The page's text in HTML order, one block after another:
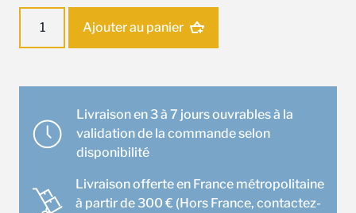
Unité
Mitsubishi
2HA50VF
Ajouter au panier
Livraison en 3 à 7 jours ouvrables à la
validation de la commande selon
disponibilité
Livraison offerte en France métropolitaine
à partir de 300 € (Hors France, contactez-